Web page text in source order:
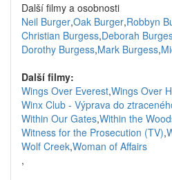
Další filmy a osobnosti
Neil Burger,Oak Burger,Robbyn
Christian Burgess,Deborah
Dorothy Burgess,Mark Burgess,
Další filmy:
Wings Over Everest,Wings Over
Winx Club - Výprava do
Within Our Gates,Within the
Witness for the Prosecution (TV),
Wolf Creek,Woman of Affairs
,